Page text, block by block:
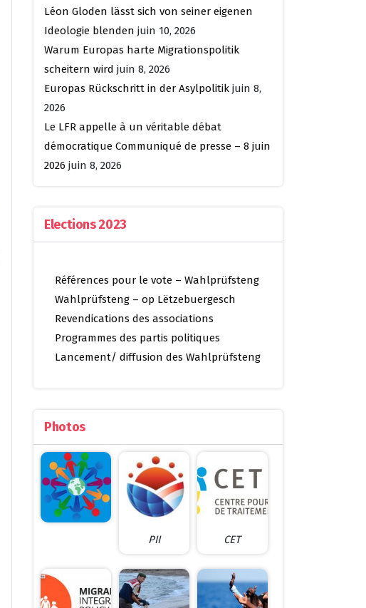
Léon Gloden lässt sich von seiner eigenen
Ideologie blenden juin 10, 2026
Warum Europas harte Migrationspolitik
scheitern wird juin 8, 2026
Europas Rückschritt in der Asylpolitik juin 8,
2026
Le LFR appelle à un véritable débat
démocratique Communiqué de presse – 8 juin
2026 juin 8, 2026
Elections 2023
Références pour le vote – Wahlprüfsteng
Wahlprüfsteng – op Lëtzebuergesch
Revendications des associations
Programmes des partis politiques
Lancement/ diffusion des Wahlprüfsteng
Photos
PII CET